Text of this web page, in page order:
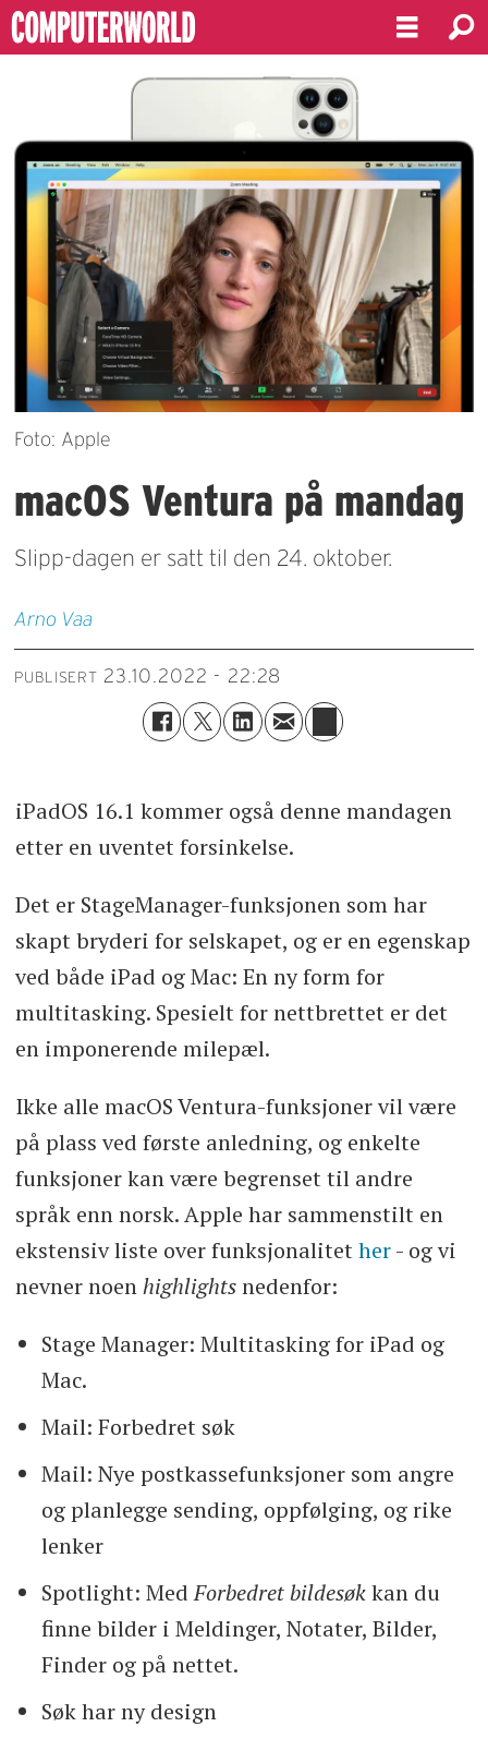
Foto: Apple
macOS Ventura på mandag
Slipp-dagen er satt til den 24. oktober.
Arno Vaa
PUBLISERT 23.10.2022 - 22:28
iPadOS 16.1 kommer også denne mandagen
etter en uventet forsinkelse.
Det er StageManager-funksjonen som har
skapt bryderi for selskapet, og er en egenskap
ved både iPad og Mac: En ny form for
multitasking. Spesielt for nettbrettet er det
en imponerende milepæl.
Ikke alle macOS Ventura-funksjoner vil være
på plass ved første anledning, og enkelte
funksjoner kan være begrenset til andre
språk enn norsk. Apple har sammenstilt en
ekstensiv liste over funksjonalitet her- og vi
nevner noenhighlightsnedenfor:
Stage Manager: Multitasking for iPad og
Mac.
Mail: Forbedret søk
Mail: Nye postkassefunksjoner som angre
og planlegge sending, oppfølging, og rike
lenker
Spotlight: MedForbedret bildesøkkan du
finne bilder i Meldinger, Notater, Bilder,
Finder og på nettet.
Søk har ny design